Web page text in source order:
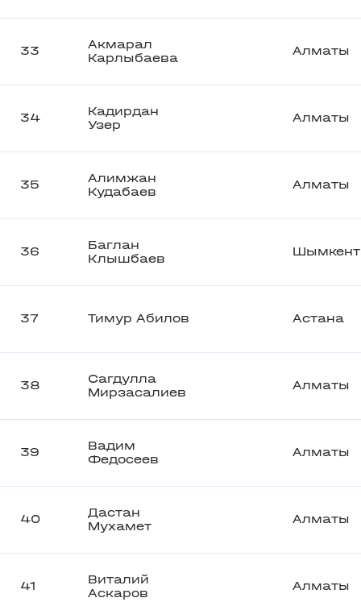
33
Акмарал
Карлыбаева
Алматы
34
Кадирдан
Узер
Алматы
35
Алимжан
Кудабаев
Алматы
36
Баглан
Клышбаев
Шымкент
37 Тимур Абилов Астана
38
Сагдулла
Мирзасалиев
Алматы
39
Вадим
Федосеев
Алматы
40
Дастан
Мухамет
Алматы
41
Виталий
Аскаров
Алматы